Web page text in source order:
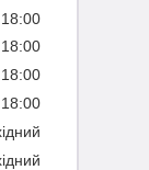
18:00
18:00
18:00
18:00